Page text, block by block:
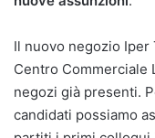
Il nuovo negozio Iper
Centro Commerciale
negozi già presenti.
candidati possiamo